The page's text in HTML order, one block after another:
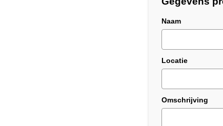
Naam
Locatie
Omschrijving